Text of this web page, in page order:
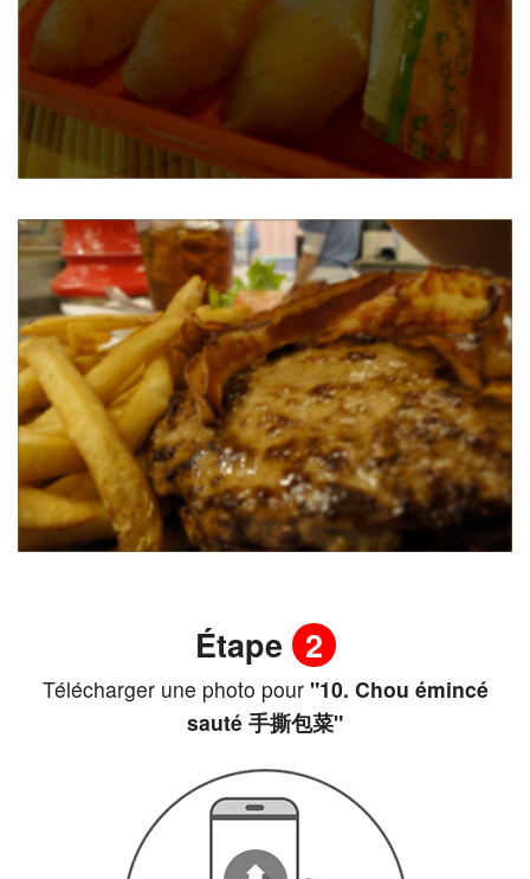
Étape 2
Télécharger une photo pour"10. Chou émincé
sauté 手撕包菜"